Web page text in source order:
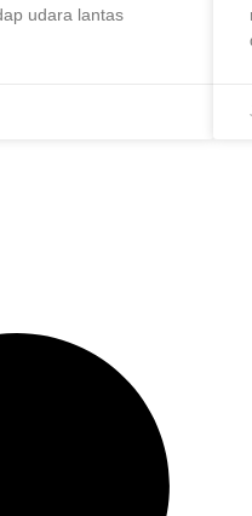
udara lantas